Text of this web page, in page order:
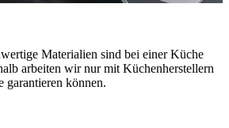
Materialien sind bei einer Küche
arbeiten wir nur mit Küchenherstellern
garantieren können.